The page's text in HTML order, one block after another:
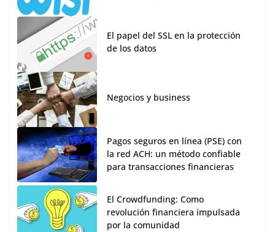
El papel del SSL en la protección
de los datos
Negocios y business
Pagos seguros en línea (PSE) con
la red ACH: un método confiable
para transacciones financieras
El Crowdfunding: Como
revolución financiera impulsada
por la comunidad